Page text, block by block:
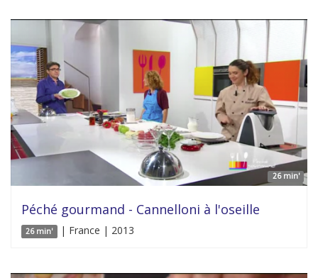
26 min'
Péché gourmand - Cannelloni à l'oseille
26 min' | France | 2013